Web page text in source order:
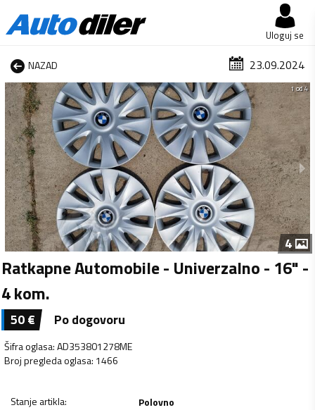
Uloguj se
NAZAD 23.09.2024
1 od 4
4
Ratkapne Automobile - Univerzalno - 16" -
4 kom.
50€ Po dogovoru
Šifra oglasa:AD353801278ME
Broj pregleda oglasa: 1466
Stanje artikla:
Polovno